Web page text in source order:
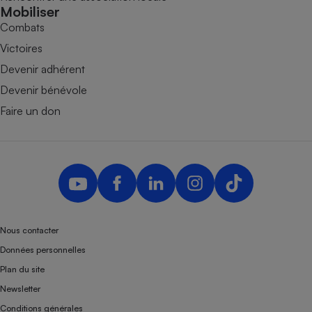
Mobiliser
Combats
Victoires
Devenir adhérent
Devenir bénévole
Faire un don
Nous contacter
Données personnelles
Plan du site
Newsletter
Conditions générales